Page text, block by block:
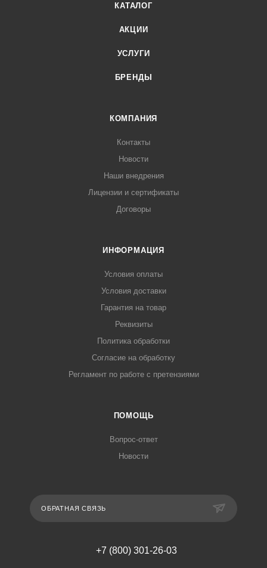
КАТАЛОГ
АКЦИИ
УСЛУГИ
БРЕНДЫ
КОМПАНИЯ
Контакты
Новости
Наши внедрения
Лицензии и сертификаты
Договоры
ИНФОРМАЦИЯ
Условия оплаты
Условия доставки
Гарантия на товар
Реквизиты
Политика обработки
Согласие на обработку
Регламент по работе с претензиями
ПОМОЩЬ
Вопрос-ответ
Новости
ОБРАТНАЯ СВЯЗЬ
+7 (800) 301-26-03